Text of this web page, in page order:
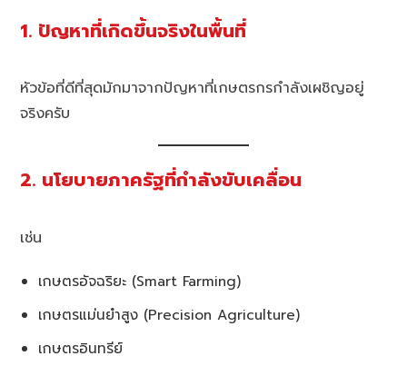
1. ปัญหาที่เกิดขึ้นจริงในพื้นที่
หัวข้อที่ดีที่สุดมักมาจากปัญหาที่เกษตรกรกำลังเผชิญอยู่
จริงครับ
2. นโยบายภาครัฐที่กำลังขับเคลื่อน
เช่น
เกษตรอัจฉริยะ (Smart Farming)
เกษตรแม่นยำสูง (Precision Agriculture)
เกษตรอินทรีย์